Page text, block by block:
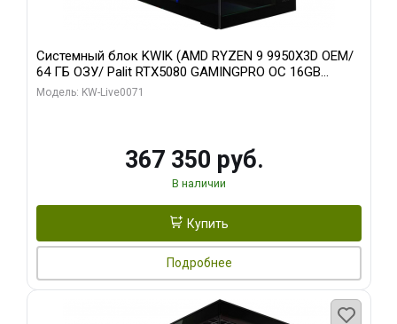
Системный блок KWIK (AMD RYZEN 9 9950X3D OEM/
64 ГБ ОЗУ/ Palit RTX5080 GAMINGPRO OC 16GB
GDDR7 256bit 3xDP HD/ 960 ГБ SSD)
Модель: KW-Live0071
367 350 руб.
В наличии
Купить
Подробнее